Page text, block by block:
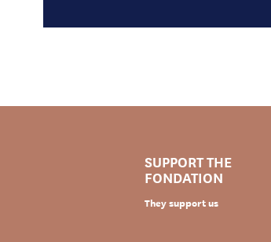
SUPPORT THE
FONDATION
They support us